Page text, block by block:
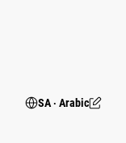
SA ‧ Arabic